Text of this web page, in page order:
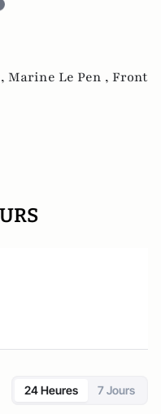
Marine Le Pen , Front
24 Heures 7 Jours